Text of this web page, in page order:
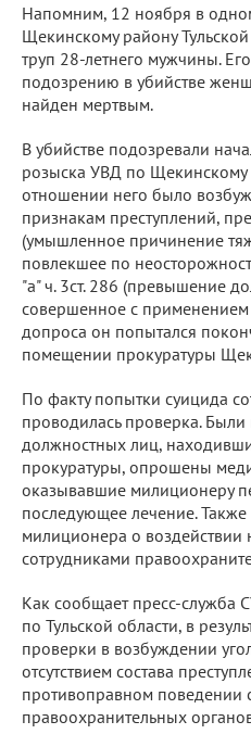
Напомним, 12 ноября в
Щекинскому району
труп 28-летнего мужчины.
подозрению в убийстве
найден мертвым.
В убийстве подозревали
розыска УВД по Щекинскому
отношении него было
признакам преступлений,
(умышленное причинение
повлекшее по
"а" ч. 3ст. 286 (превышение
совершенное с
допроса он попытался
помещении прокуратуры
По факту попытки суицида
проводилась проверка.
должностных лиц,
прокуратуры, опрошены
оказывавшие милиционеру
последующее лечение. Также
милиционера о воздействии
сотрудниками
Как сообщает пресс-служба
по Тульской области, в
проверки в возбуждении
отсутствием состава
противоправном поведении
правоохранительных